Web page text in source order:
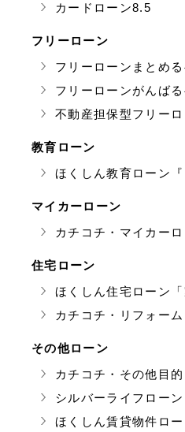
カードローン8.5
フリーローン
フリーローンまとめ
フリーローンがんば
不動産担保型フリーロ
教育ローン
ほくしん教育ローン『
マイカーローン
カチコチ・マイカー
住宅ローン
ほくしん住宅ローン「
カチコチ・リフォー
その他ローン
カチコチ・その他目
シルバーライフローン
ほくしん賃貸物件ロー